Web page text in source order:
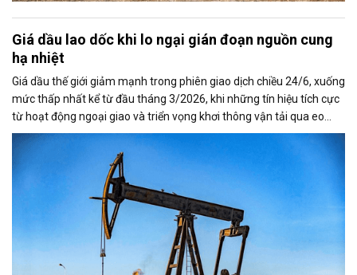
Giá dầu lao dốc khi lo ngại gián đoạn nguồn cung
hạ nhiệt
Giá dầu thế giới giảm mạnh trong phiên giao dịch chiều 24/6, xuống
mức thấp nhất kể từ đầu tháng 3/2026, khi những tín hiệu tích cực
từ hoạt động ngoại giao và triển vọng khơi thông vận tải qua eo
biển Hormuz làm dịu bớt lo ngại về nguy cơ gián đoạn nguồn cung
toàn cầu.